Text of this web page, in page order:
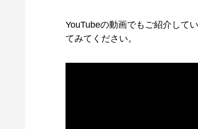
YouTubeの動画でもご紹介して
てみてください。